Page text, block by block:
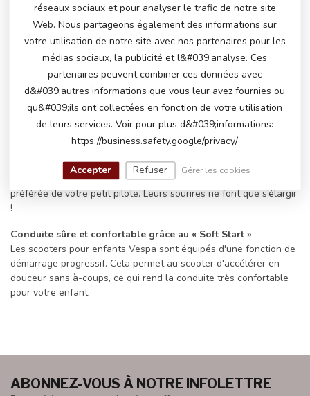
ATOYS propose une large gamme de scooters électriques pour
enfants Vespa. Nous proposons les modèles les plus populaires
de cette marque emblématique de scooters. Les scooters pour
enfants Vespa sont disponibles en différentes couleurs, tailles et
gammes de prix. Que vous recherchiez un style classique ou
moderne, il existe un modèle parfait pour chaque petit scooter.
Klaxons et musique sur la Vespa !
Tous les scooters pour enfants Vespa sont équipés d'un klaxon,
de boutons musicaux et d'un module musical avec diverses
connexions pour jouer votre propre musique. Certains modèles
offrent même une connexion Bluetooth, vous pouvez donc
coupler la trottinette à votre téléphone pour écouter la chanson
préférée de votre petit pilote. Leurs sourires ne font que s’élargir
!
Conduite sûre et confortable grâce au « Soft Start »
Les scooters pour enfants Vespa sont équipés d'une fonction de
démarrage progressif. Cela permet au scooter d'accélérer en
douceur sans à-coups, ce qui rend la conduite très confortable
pour votre enfant.
ABONNEZ-VOUS À NOTRE INFOLETTRE
réseaux sociaux et pour analyser le trafic de notre site
Web. Nous partageons également des informations sur
votre utilisation de notre site avec nos partenaires pour les
médias sociaux, la publicité et l&#039;analyse. Ces
partenaires peuvent combiner ces données avec
d&#039;autres informations que vous leur avez fournies ou
qu&#039;ils ont collectées en fonction de votre utilisation
de leurs services. Voir pour plus d&#039;informations:
https://business.safety.google/privacy/
Accepter Refuser Gérer les cookies